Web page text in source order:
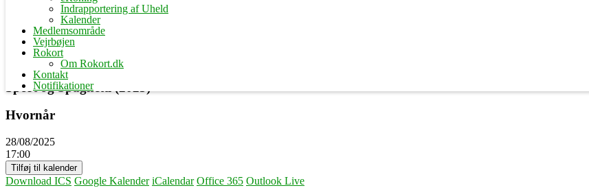
Indrapportering af Uheld
Kalender
Medlemsområde
Vejrbøjen
Rokort
Om Rokort.dk
Kontakt
Notifikationer
Sport og Spaghetti (2025)
Hvornår
28/08/2025
17:00
Tilføj til kalender
Download ICS Google Kalender iCalendar Office 365 Outlook Live